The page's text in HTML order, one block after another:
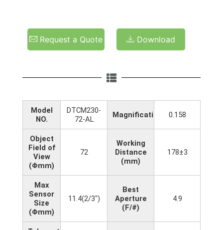
Request a Quote Download
Model
NO.
DTCM230-
72-AL
Magnification(x)0.158
Object
Field of
View
(Φmm)
72
Working
Distance
(mm)
178±3
Max
Sensor
Size
(Φmm)
11.4(2/3")
Best
Aperture
(F/#)
4.9